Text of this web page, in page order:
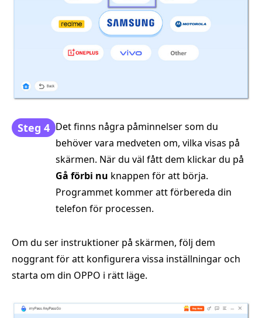
Steg 4 Det finns några påminnelser som du
behöver vara medveten om, vilka visas på
skärmen. När du väl fått dem klickar du på
Gå förbi nu knappen för att börja.
Programmet kommer att förbereda din
telefon för processen.
Om du ser instruktioner på skärmen, följ dem
noggrant för att konfigurera vissa inställningar och
starta om din OPPO i rätt läge.